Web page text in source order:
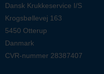
Dansk Krukkeservice I/S
Krogsbøllevej 163
5450 Otterup
Danmark
CVR-nummer 28387407